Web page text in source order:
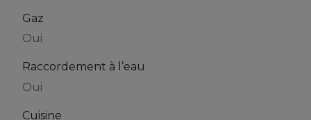
Gaz
Oui
Raccordement à l’eau
Oui
Cuisine